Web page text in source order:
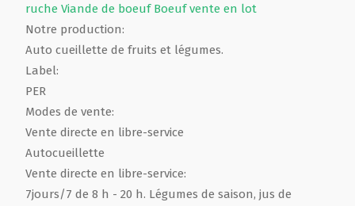
ruche Viande de boeuf Boeuf vente en lot
Notre production:
Auto cueillette de fruits et légumes.
Label:
PER
Modes de vente:
Vente directe en libre-service
Autocueillette
Vente directe en libre-service:
7jours/7 de 8 h - 20 h. Légumes de saison, jus de